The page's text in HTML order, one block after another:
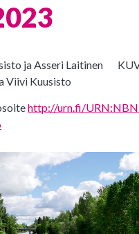
ja Asseri Laitinen
Viivi Kuusisto
http://urn.fi/